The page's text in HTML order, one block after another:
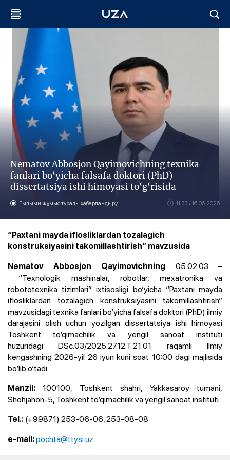
Nematov Abbosjon Qayimovichning texnika
fanlari bo‘yicha falsafa doktori (PhD)
dissertatsiya ishi himoyasi to‘g‘risida
Ғылыми жұмыс туралы хабарландыру 11:33 / 16.06.2026
“Paxtani mayda iflosliklardan tozalagich
konstruksiyasini takomillashtirish” mavzusida
Nematov Abbosjon Qayimovichning 05.02.03 –
“Texnologik mashinalar, robotlar, mexatronika va
robototexnika tizimlari” ixtisosligi bo‘yicha “Paxtani mayda
iflosliklardan tozalagich konstruksiyasini takomillashtirish”
mavzusidagi texnika fanlari bo‘yicha falsafa doktori (PhD) ilmiy
darajasini olish uchun yozilgan dissertatsiya ishi himoyasi
Toshkent to‘qimachilik va yengil sanoat instituti
huzuridagi DSc.03/2025.27.12.T.21.01 raqamli Ilmiy
kengashning 2026-yil 26 iyun kuni soat 10:00 dagi majlisida
bo‘lib o‘tadi.
Manzil:100100, Toshkent shahri, Yakkasaroy tumani,
Shohjahon-5, Toshkent to‘qimachilik va yengil sanoat instituti.
Tel.: (+99871) 253-06-06, 253-08-08
e-mail:pochta@ttysi.uz